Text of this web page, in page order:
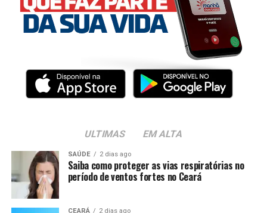
ULTIMAS EM ALTA
SAÚDE 2 dias ago
Saiba como proteger as vias respiratórias no
período de ventos fortes no Ceará
CEARÁ 2 dias ago